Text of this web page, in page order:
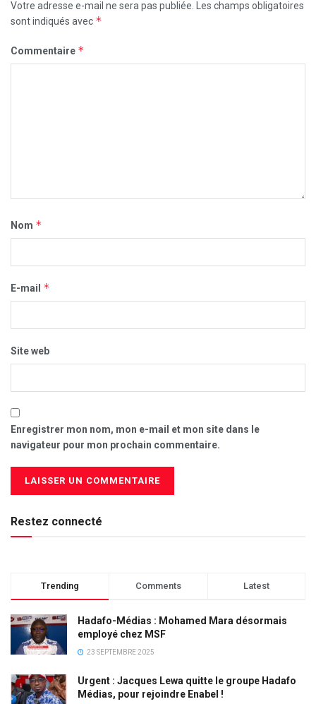
Votre adresse e-mail ne sera pas publiée.
Les champs obligatoires
sont indiqués avec *
Commentaire *
Nom *
E-mail *
Site web
Enregistrer mon nom, mon e-mail et mon site dans le
navigateur pour mon prochain commentaire.
Restez connecté
Trending Comments Latest
Hadafo-Médias : Mohamed Mara désormais
employé chez MSF
23 SEPTEMBRE 2025
Urgent : Jacques Lewa quitte le groupe Hadafo
Médias, pour rejoindre Enabel !